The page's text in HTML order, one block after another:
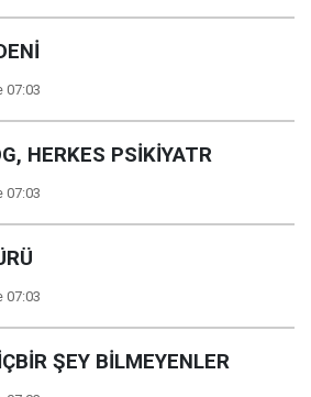
07:03
HERKES PSİKİYATR
07:03
07:03
ŞEY BİLMEYENLER